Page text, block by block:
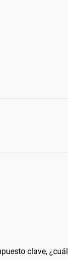
clave, ¿cuál